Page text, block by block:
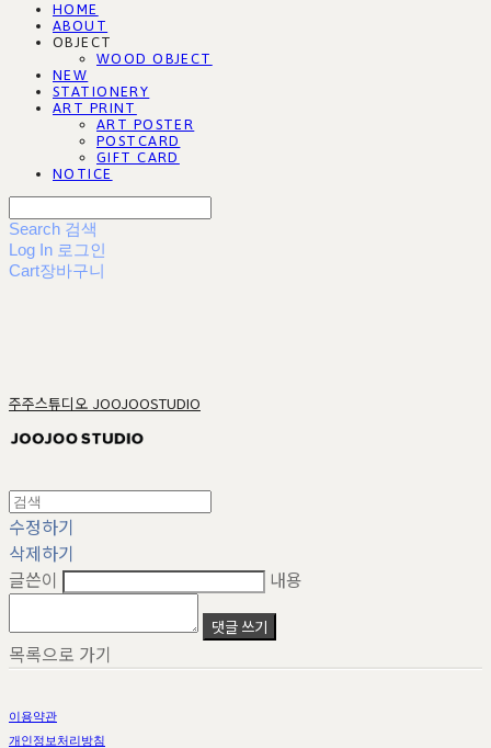
HOME
ABOUT
OBJECT
WOOD OBJECT
NEW
STATIONERY
ART PRINT
ART POSTER
POSTCARD
GIFT CARD
NOTICE
Search 검색
Log In 로그인
Cart장바구니
주주스튜디오 JOOJOOSTUDIO
수정하기
삭제하기
글쓴이
내용
댓글 쓰기
목록으로 가기
이용약관
개인정보처리방침